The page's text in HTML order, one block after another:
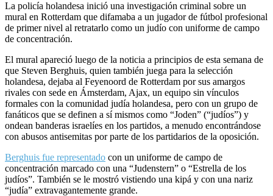
La policía holandesa inició una investigación criminal sobre un
mural en Rotterdam que difamaba a un jugador de fútbol profesional
de primer nivel al retratarlo como un judío con uniforme de campo
de concentración.
El mural apareció luego de la noticia a principios de esta semana de
que Steven Berghuis, quien también juega para la selección
holandesa, dejaba al Feyenoord de Rotterdam por sus amargos
rivales con sede en Ámsterdam, Ajax, un equipo sin vínculos
formales con la comunidad judía holandesa, pero con un grupo de
fanáticos que se definen a sí mismos como “Joden” (“judíos”) y
ondean banderas israelíes en los partidos, a menudo encontrándose
con abusos antisemitas por parte de los partidarios de la oposición.
Berghuis fue representado con un uniforme de campo de
concentración marcado con una “Judenstern” o “Estrella de los
judíos”. También se le mostró vistiendo una kipá y con una nariz
“judía” extravagantemente grande.